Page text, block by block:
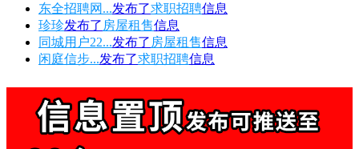
东全招聘网...发布了求职招聘信息
珍珍发布了 房屋租售信息
同城用户22...发布了 房屋租售信息
闲庭信步...发布了求职招聘信息